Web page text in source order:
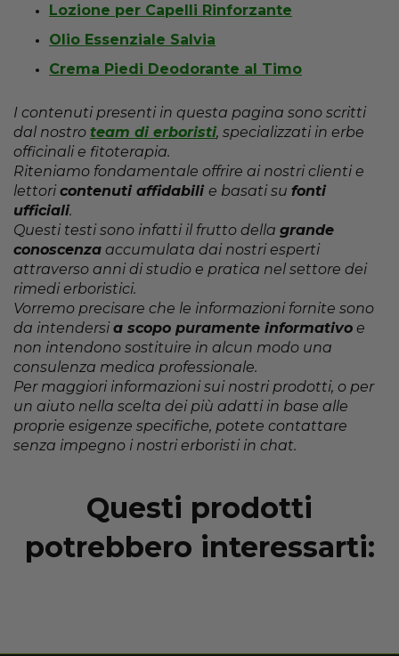
Lozione per Capelli Rinforzante
Olio Essenziale Salvia
Crema Piedi Deodorante al Timo
I contenuti presenti in questa pagina sono scritti
dal nostro team di erboristi, specializzati in erbe
officinali e fitoterapia.
Riteniamo fondamentale offrire ai nostri clienti e
lettori contenuti affidabili e basati su fonti
ufficiali.
Questi testi sono infatti il frutto della grande
conoscenza accumulata dai nostri esperti
attraverso anni di studio e pratica nel settore dei
rimedi erboristici.
Vorremo precisare che le informazioni fornite sono
da intendersi a scopo puramente informativo e
non intendono sostituire in alcun modo una
consulenza medica professionale.
Per maggiori informazioni sui nostri prodotti, o per
un aiuto nella scelta dei più adatti in base alle
proprie esigenze specifiche, potete contattare
senza impegno i nostri erboristi in chat.
Questi prodotti
potrebbero interessarti: